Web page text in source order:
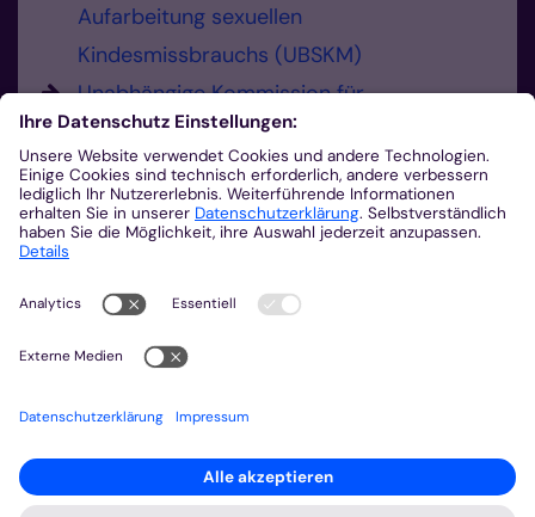
Aufarbeitung sexuellen
Kindesmissbrauchs (UBSKM)
Unabhängige Kommission für
Anerkennungsleistungen (UKA)
Hier können Sie Missbrauch melden.
Sie haben die Möglichkeit, sexualisierte
Gewalt und Verdachtsmomente zu
melden.
Missbrauch melden